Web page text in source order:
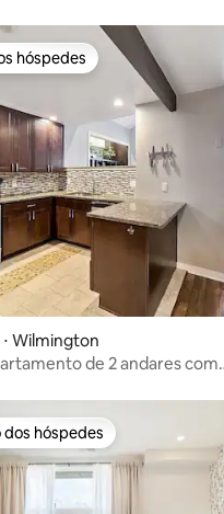
hóspedes
hóspedes
Wilmington
de 2 andares com
preferidos dos hóspedes
dos hóspedes